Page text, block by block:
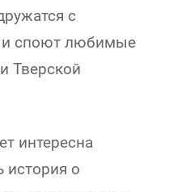
с
и споют любимые
Тверской
интересна
история о